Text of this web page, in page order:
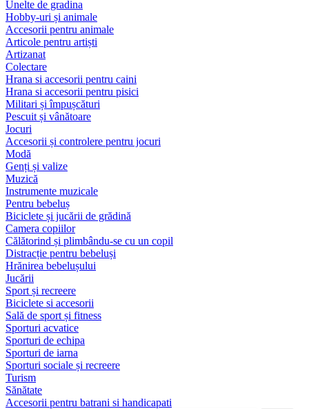
Unelte de gradina
Hobby-uri și animale
Accesorii pentru animale
Articole pentru artiști
Artizanat
Colectare
Hrana si accesorii pentru caini
Hrana si accesorii pentru pisici
Militari și împușcături
Pescuit și vânătoare
Jocuri
Accesorii și controlere pentru jocuri
Modă
Genți și valize
Muzică
Instrumente muzicale
Pentru bebeluș
Biciclete și jucării de grădină
Camera copiilor
Călătorind și plimbându-se cu un copil
Distracție pentru bebeluși
Hrănirea bebelușului
Jucării
Sport și recreere
Biciclete si accesorii
Sală de sport și fitness
Sporturi acvatice
Sporturi de echipa
Sporturi de iarna
Sporturi sociale și recreere
Turism
Sănătate
Accesorii pentru batrani si handicapati